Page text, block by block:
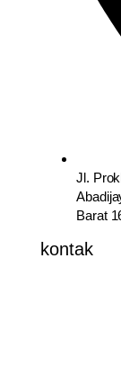
Jl.
Barat
kontak